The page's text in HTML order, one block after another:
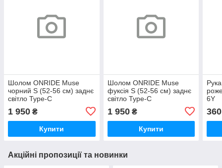
Шолом ONRIDE Muse
чорний S (52-56 см) заднє
світло Type-C
1 950 ₴
Купити
Шолом ONRIDE Muse
фуксія S (52-56 см) заднє
світло Type-C
1 950₴
Купити
6Y
360
Акційні пропозиції та новинки